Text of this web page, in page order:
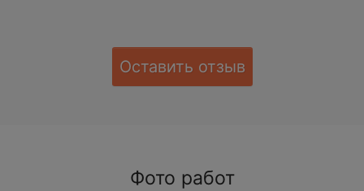
Оставить отзыв
Фото работ